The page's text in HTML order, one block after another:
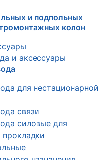
и подпольных
колон
и аксессуары
для нестационарной
связи
силовые для